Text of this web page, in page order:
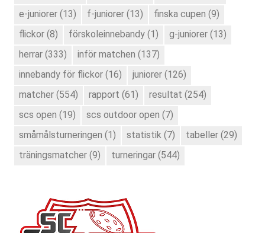
e-juniorer (13) f-juniorer (13) finska cupen (9)
flickor (8) förskoleinnebandy (1) g-juniorer (13)
herrar (333) inför matchen (137)
innebandy för flickor (16) juniorer (126)
matcher (554) rapport (61) resultat (254)
scs open (19) scs outdoor open (7)
småmålsturneringen (1) statistik (7) tabeller (29)
träningsmatcher (9) turneringar (544)